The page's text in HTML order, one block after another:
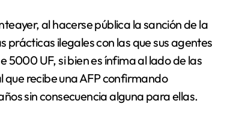
al hacerse pública la sanción de la
prácticas ilegales con las que sus agentes
UF, si bien es ínfima al lado de las
que recibe una AFP confirmando
sin consecuencia alguna para ellas.